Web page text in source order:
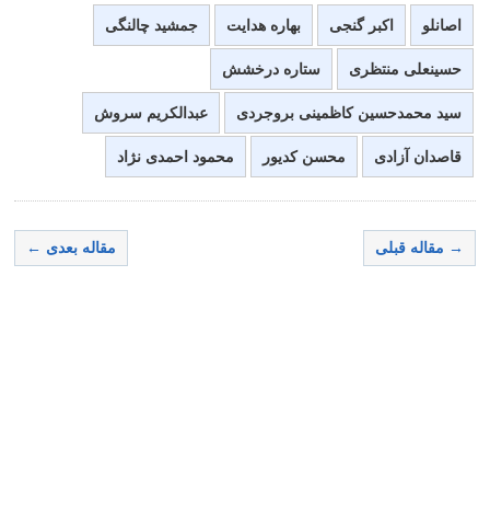
اصانلو اکبر گنجی بهاره هدایت جمشید چالنگی
حسینعلی منتظری ستاره درخشش
سید محمدحسین کاظمینی بروجردی عبدالکریم سروش
قاصدان آزادی محسن کدیور محمود احمدی نژاد
→ مقاله قبلی مقاله بعدی ←